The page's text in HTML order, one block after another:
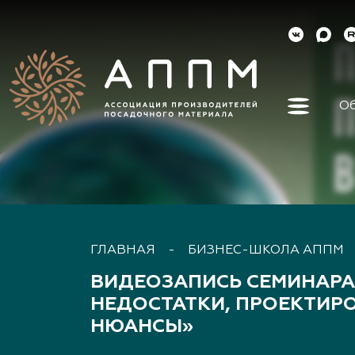
Об
Как
Органы
Наша
Наши
ГЛАВНАЯ - БИЗНЕС-ШКОЛА АППМ
ВИДЕОЗАПИСЬ
НЕДОСТАТКИ,
НЮАНСЫ»